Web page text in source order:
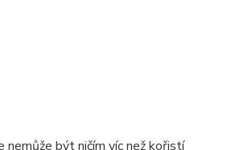
nemůže být ničím víc než kořistí